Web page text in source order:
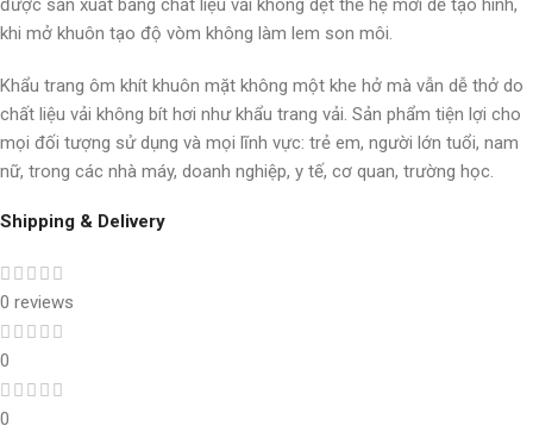
được sản xuất bằng chất liệu vải không dệt thế hệ mới dễ tạo hình,
khi mở khuôn tạo độ vòm không làm lem son môi.
Khẩu trang ôm khít khuôn mặt không một khe hở mà vẫn dễ thở do
chất liệu vải không bít hơi như khẩu trang vải. Sản phẩm tiện lợi cho
mọi đối tượng sử dụng và mọi lĩnh vực: trẻ em, người lớn tuổi, nam
nữ, trong các nhà máy, doanh nghiệp, y tế, cơ quan, trường học.
Shipping & Delivery
0 reviews
0
0